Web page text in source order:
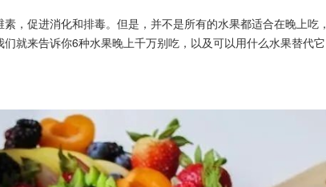
，促进消化和排毒。但是，并不是所有的水果都适合在晚上吃，
就来告诉你6种水果晚上千万别吃，以及可以用什么水果替代它